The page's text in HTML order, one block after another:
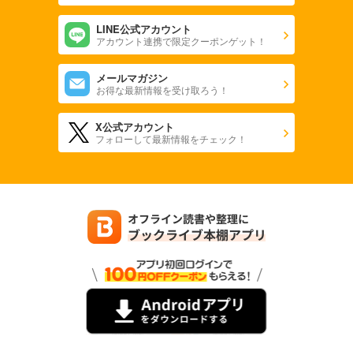
LINE公式アカウント
アカウント連携で限定クーポンゲット！
メールマガジン
お得な最新情報を受け取ろう！
X公式アカウント
フォローして最新情報をチェック！